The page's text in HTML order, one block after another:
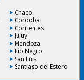
Chaco
Cordoba
Corrientes
Jujuy
Mendoza
Río Negro
San Luis
Santiago del Estero